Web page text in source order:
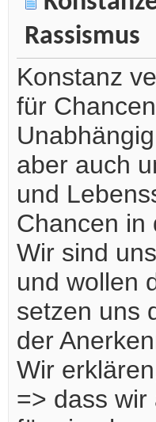
Rassismus
Konstanz
für
aber auch
und
Chancen in
Wir sind
und wollen
setzen uns
der
Wir
=> dass